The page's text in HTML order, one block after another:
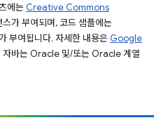
에는 Creative Commons
가 부여되며, 코드 샘플에는
부여됩니다. 자세한 내용은 Google
자바는 Oracle 및/또는 Oracle 계열